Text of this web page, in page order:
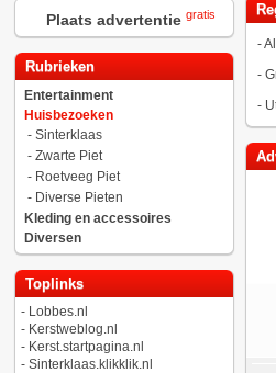
Plaats advertentie gratis
Rubrieken
Entertainment
Huisbezoeken
- Sinterklaas
- Zwarte Piet
- Roetveeg Piet
- Diverse Pieten
Kleding en accessoires
Diversen
Toplinks
- Lobbes.nl
- Kerstweblog.nl
- Kerst.startpagina.nl
- Sinterklaas.klikklik.nl
-
-
-